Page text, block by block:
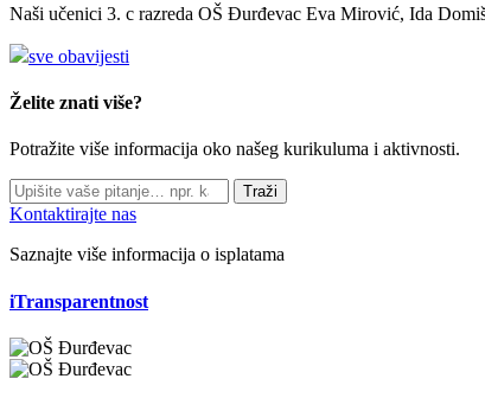
Naši učenici 3. c razreda OŠ Đurđevac Eva Mirović, Ida
sve obavijesti
Želite znati više?
Potražite više informacija oko našeg kurikuluma i aktivnosti.
Traži
Kontaktirajte nas
Saznajte više informacija o isplatama
iTransparentnost